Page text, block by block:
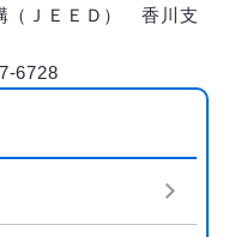
（ＪＥＥＤ） 香川支
6728